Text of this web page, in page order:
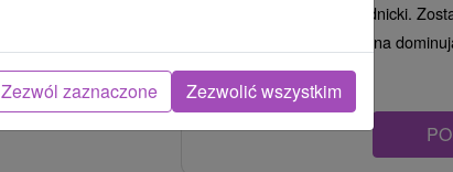
POKAZ
we wsi Miroli, powiat świdnicki.
zbudowany w 1770 roku na
platformie, na...
Zezwól zaznaczone Zezwolić wszystkim